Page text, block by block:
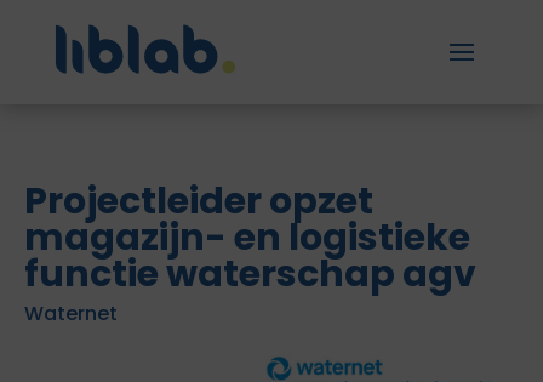
Projectleider opzet
magazijn- en logistieke
functie waterschap agv
Waternet